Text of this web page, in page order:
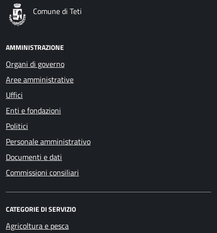
Comune di Teti
AMMINISTRAZIONE
Organi di governo
Aree amministrative
Uffici
Enti e fondazioni
Politici
Personale amministrativo
Documenti e dati
Commissioni consiliari
CATEGORIE DI SERVIZIO
Agricoltura e pesca